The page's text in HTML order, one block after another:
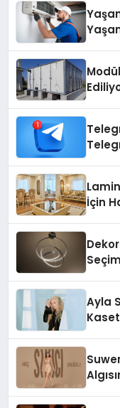
İçin
Ayla